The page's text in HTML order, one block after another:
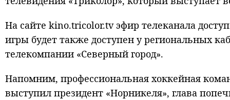
На сайте kino.tricolor.tv эфир телеканала
игры будет также доступен у региональных
телекомпании «Северный город».
Напомним, профессиональная хоккейная
выступил президент «Норникеля», глава